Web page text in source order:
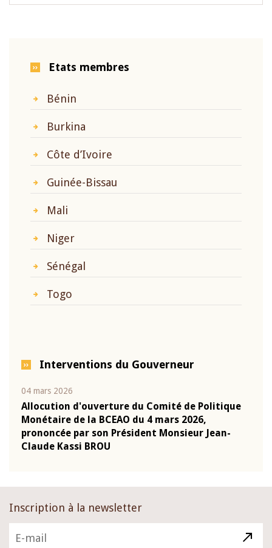
Etats membres
Bénin
Burkina
Côte d’Ivoire
Guinée-Bissau
Mali
Niger
Sénégal
Togo
Interventions du Gouverneur
04 mars 2026
Allocution d'ouverture du Comité de Politique
Monétaire de la BCEAO du 4 mars 2026,
prononcée par son Président Monsieur Jean-
Claude Kassi BROU
Inscription à la newsletter